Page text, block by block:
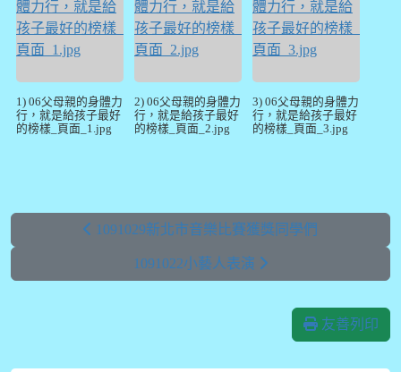
1) 06父母親的身體力
行，就是給孩子最好
的榜樣_頁面_1.jpg
2) 06父母親的身體力
行，就是給孩子最好
的榜樣_頁面_2.jpg
3) 06父母親的身體力
行，就是給孩子最好
的榜樣_頁面_3.jpg
1091029新北市音樂比賽獲獎同學們
1091022小藝人表演
友善列印